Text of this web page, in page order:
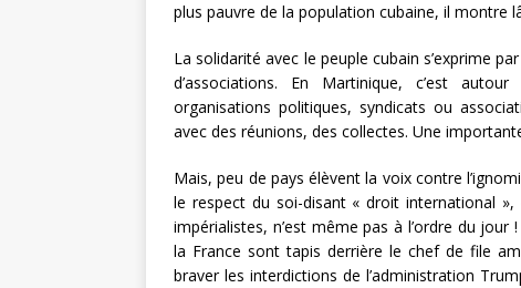
plus pauvre de la population cubaine, il montre
La solidarité avec le peuple cubain s’exprime
d’associations. En Martinique, c’est
organisations politiques, syndicats ou
avec des réunions, des collectes. Une
Mais, peu de pays élèvent la voix contre
le respect du soi-disant « droit international
impérialistes, n’est même pas à l’ordre du
la France sont tapis derrière le chef de file
braver les interdictions de l’administration